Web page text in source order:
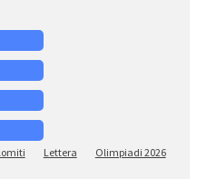
Lettera Olimpiadi 2026